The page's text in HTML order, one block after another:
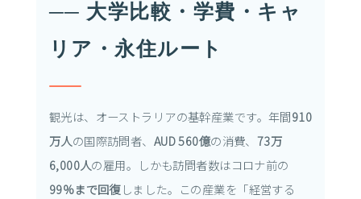
── 大学比較・学費・キャ
リア・永住ルート
観光は、オーストラリアの基幹産業です。年間910
万人の国際訪問者、 AUD 560億の消費、 73万
6,000人の雇用。しかも訪問者数はコロナ前の
99%まで回復しました。この産業を「経営する